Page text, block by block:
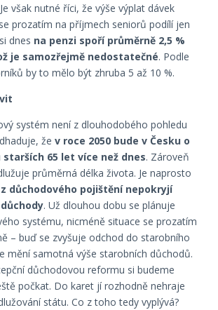
však nutné říci, že výše výplat dávek
prozatím na příjmech seniorů podílí jen
dnes na penzi spoří průměrně 2,5 %
je samozřejmě nedostatečné. Podle
by to mělo být zhruba 5 až 10 %.
systém není z dlouhodobého pohledu
že v roce 2050 bude v Česku o
65 let více než dnes. Zároveň
průměrná délka života. Je naprosto
důchodového pojištění nepokryjí
. Už dlouhou dobu se plánuje
systému, nicméně situace se prozatím
– buď se zvyšuje odchod do starobního
mění samotná výše starobních důchodů.
důchodovou reformu si budeme
počkat. Do karet jí rozhodně nehraje
státu. Co z toho tedy vyplývá?